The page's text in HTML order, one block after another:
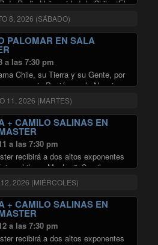
de Radio Universidad de Chile. “El
Silvio” se presentará el viernes 07 de
2026, a las 20:00 horas, en la Sala
…Continuar leyendo"EL BAUL DE SILVIO
8, 2026 (SÁBADO)
PALOMAR EN SALA
a las 7:30 pm
Chile, su Tierra y su Gente, por
su espacio Pasión por lo Nuestro,
parte de la obra Nostalgias
que el prestigioso conjunto
presentará en la Sala …
leyendo"GRUPO PALOMAR EN SALA
11, 2026 (MARTES)
+ CAMILO SALINAS EN
a las 7:30 pm
recibirá a dos altos exponentes
chilena; Macha & Camilo
por el Cuarteto
Martín Benavides.
2026 (MIÉRCOLES)
+ CAMILO SALINAS EN
a las 7:30 pm
recibirá a dos altos exponentes